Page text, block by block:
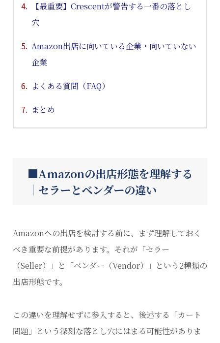
【最重要】Crescentが警告する一番の落とし
穴
Amazon出店に向いている企業・向いていない
企業
よくある質問（FAQ）
まとめ
Amazonの出店形態を理解する
｜セラーとベンダーの違い
Amazonへの出店を検討する前に、まず理解しておく
べき重要な前提があります。それが「セラー
（Seller）」と「ベンダー（Vendor）」という2種類の
出店形態です。
この違いを理解せずに参入すると、後述する「カート
問題」という深刻な落とし穴にはまる可能性がありま